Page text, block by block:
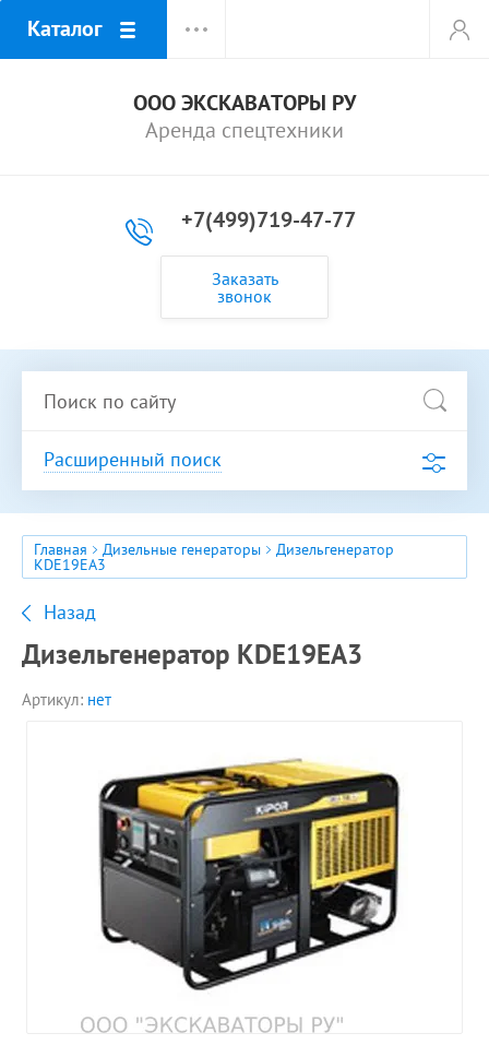
Каталог
ООО ЭКСКАВАТОРЫ РУ
Аренда спецтехники
+7(499)719-47-77
Заказать
звонок
Расширенный поиск
Главная Дизельные генераторы Дизельгенератор
KDE19EA3
Назад
Дизельгенератор KDE19EA3
Артикул: нет